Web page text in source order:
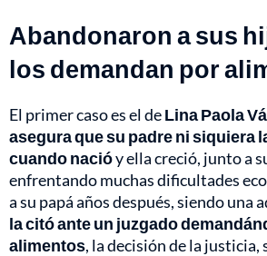
Abandonaron a sus
los demandan por
El primer caso es el deLina Paola
asegura que su padre ni siquiera
cuando nacióy ella creció, junto a
enfrentando muchas dificultades
a su papá años después, siendo una
la citó ante un juzgado
alimentos, la decisión de la justicia,